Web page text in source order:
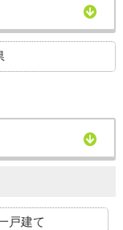
戸建て